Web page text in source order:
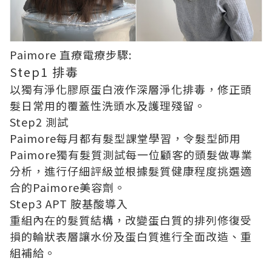
Paimore 直療電療步驟:
Step1 排毒
以獨有淨化膠原蛋白液作深層淨化排毒，修正頭
髮日常用的覆蓋性洗頭水及護理殘留。
Step2 測試
Paimore每月都有髮型課堂學習，令髮型師用
Paimore獨有髮質測試每一位顧客的頭髮做專業
分析，進行仔細評級並根據髮質健康程度挑選適
合的Paimore美容劑。
Step3 APT 胺基酸導入
重組內在的髮質結構，改變蛋白質的排列修復受
損的輪狀表層讓水份及蛋白質進行全面改造、重
組補給。